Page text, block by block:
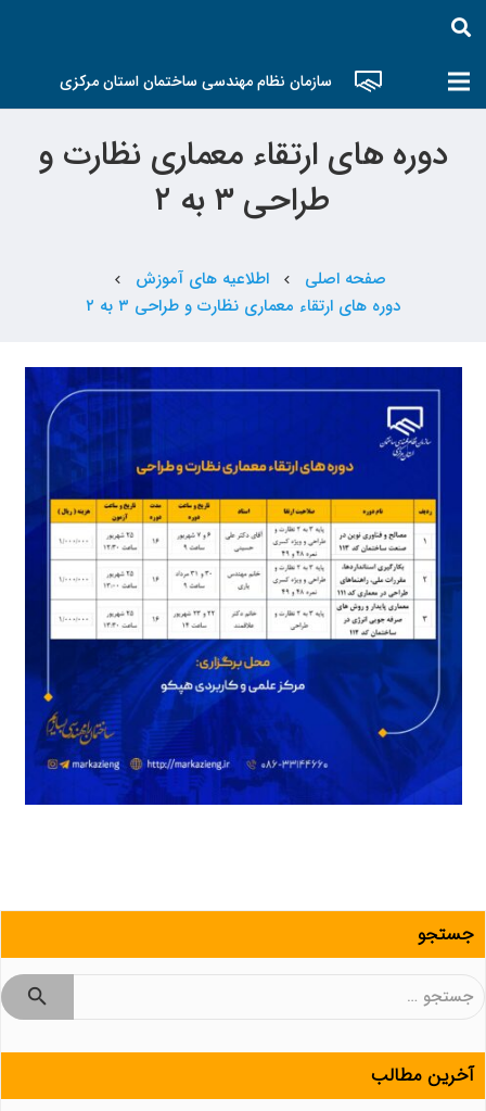
سازمان نظام مهندسی ساختمان استان مرکزی
دوره های ارتقاء معماری نظارت و
طراحی ۳ به ۲
صفحه اصلی chevron_left اطلاعیه های آموزش chevron_left
دوره های ارتقاء معماری نظارت و طراحی ۳ به ۲
جستجو
جستجو
آخرین مطالب